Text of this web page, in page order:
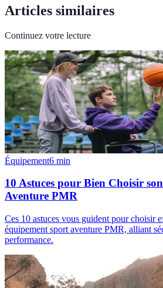
Articles similaires
Continuez votre lecture
Équipement6 min
10 Astuces pour Bien Choisir
Aventure PMR
Ces 10 astuces vous guident pour choisir
équipement sport aventure PMR, alliant
performance.